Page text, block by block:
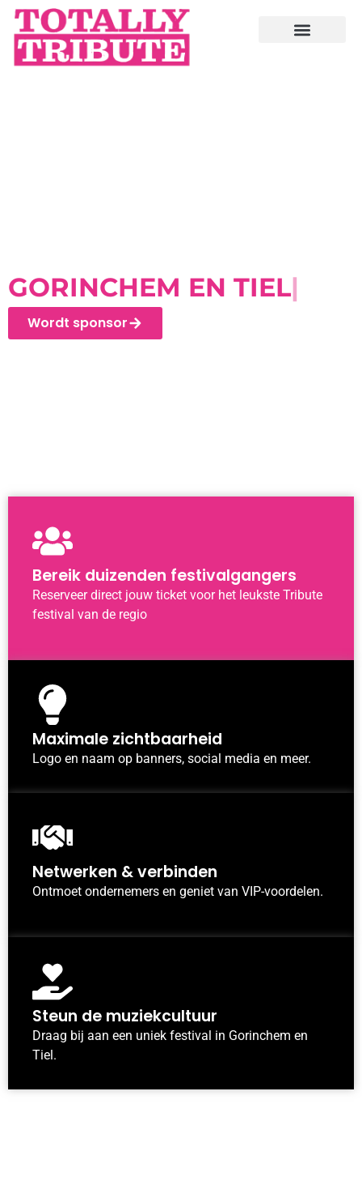
WOR
Wordt sponsor
Bereik duizenden festivalgangers
Reserveer direct jouw ticket voor het leukste Tribute
festival van de regio
Maximale zichtbaarheid
Logo en naam op banners, social media en meer.
Netwerken & verbinden
Ontmoet ondernemers en geniet van VIP-voordelen.
Steun de muziekcultuur
Draag bij aan een uniek festival in Gorinchem en
Tiel.